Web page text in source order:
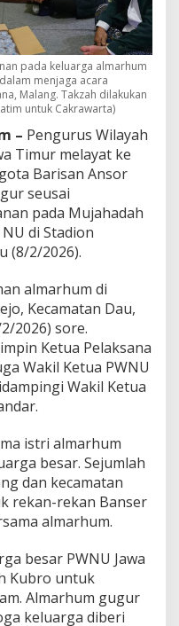
t
a
B
a
n
s
r
y
a
g
G
u
g
U
s
a
i
M
u
j
a
d
a
h
S
a
u
A
b
a
d
pada keluarga almarhum
menjaga acara
Malang. Takzah dilakukan
untuk Cakrawarta)
– Pengurus Wilayah
Timur melayat ke
Barisan Ansor
seusai
pada Mujahadah
di Stadion
(8/2/2026).
almarhum di
Kecamatan Dau,
2026) sore.
Ketua Pelaksana
Wakil Ketua PWNU
Wakil Ketua
istri almarhum
besar. Sejumlah
dan kecamatan
rekan-rekan Banser
almarhum.
besar PWNU Jawa
Kubro untuk
Almarhum gugur
keluarga diberi